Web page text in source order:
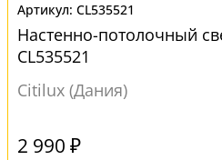
CL535521
Настенно-потолочный
CL535521
Citilux (Дания)
2 990 ₽